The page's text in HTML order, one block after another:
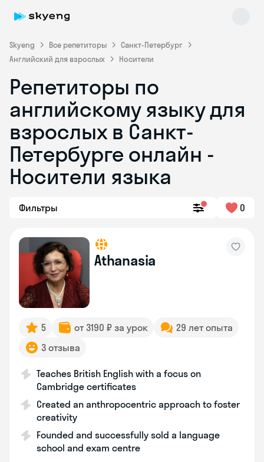
Skyeng Все репетиторы
Санкт-Петербург
Английский для взрослых
Носители
Репетиторы по
английскому языку для
взрослых в Санкт-
Петербурге онлайн -
Носители языка
Фильтры 0
Athanasia
5 от 3190 ₽ за урок
29 лет опыта
3 отзыва
Teaches British English with a focus on
Cambridge certificates
Created an anthropocentric approach to foster
creativity
Founded and successfully sold a language
school and exam centre
Skyeng Chat
online